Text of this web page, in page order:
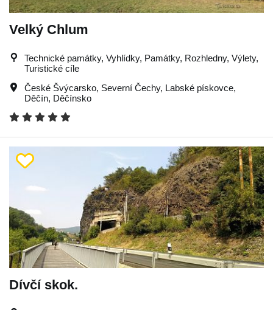
Velký Chlum
Technické památky, Vyhlídky, Památky, Rozhledny, Výlety,
Turistické cíle
České Švýcarsko, Severní Čechy, Labské pískovce,
Děčín, Děčínsko
Dívčí skok.